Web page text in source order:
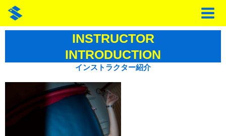
を
INSTRUCTOR
INTRODUCTION
インストラクター紹介